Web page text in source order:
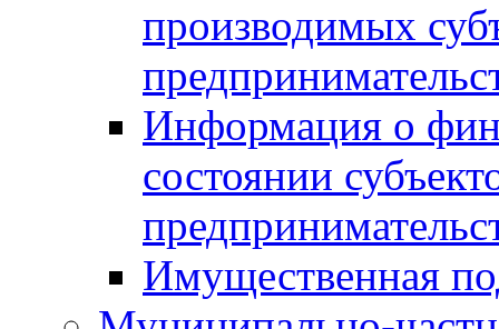
производимых
Информация о
состоянии
Имущественная